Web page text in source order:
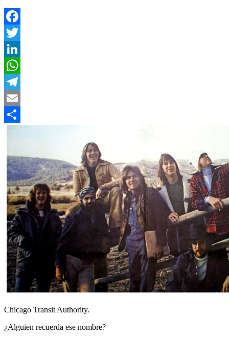
Facebook
Twitter
LinkedIn
WhatsApp
Telegram
Email
Chicago Transit Authority.
¿Alguien recuerda ese nombre?